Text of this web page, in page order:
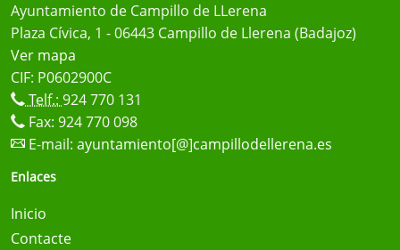
Ayuntamiento de Campillo de LLerena
Plaza Cívica, 1 - 06443 Campillo de Llerena (Badajoz)
Ver mapa
CIF: P0602900C
Telf.: 924 770 131
Fax: 924 770 098
E-mail: ayuntamiento[@]campillodellerena.es
Enlaces
Inicio
Contacte